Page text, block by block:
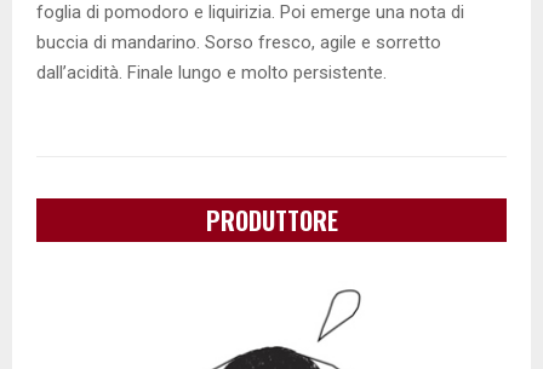
foglia di pomodoro e liquirizia. Poi emerge una nota di
buccia di mandarino. Sorso fresco, agile e sorretto
dall’acidità. Finale lungo e molto persistente.
PRODUTTORE